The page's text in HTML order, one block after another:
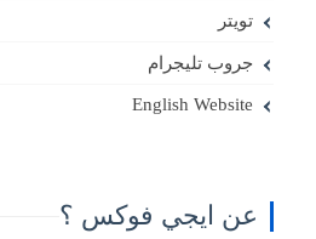
تويتر
جروب تليجرام
English Website
عن ايجي فوكس ؟